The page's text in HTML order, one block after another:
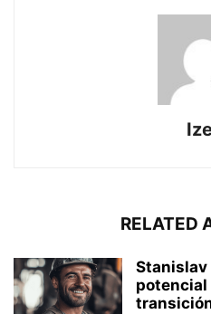
RELATED
Stanislav
potencial